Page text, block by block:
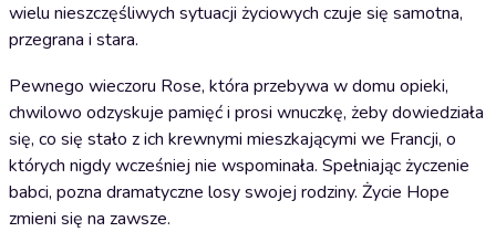
wielu nieszczęśliwych sytuacji życiowych czuje się samotna,
przegrana i stara.
Pewnego wieczoru Rose, która przebywa w domu opieki,
chwilowo odzyskuje pamięć i prosi wnuczkę, żeby dowiedziała
się, co się stało z ich krewnymi mieszkającymi we Francji, o
których nigdy wcześniej nie wspominała. Spełniając życzenie
babci, pozna dramatyczne losy swojej rodziny. Życie Hope
zmieni się na zawsze.